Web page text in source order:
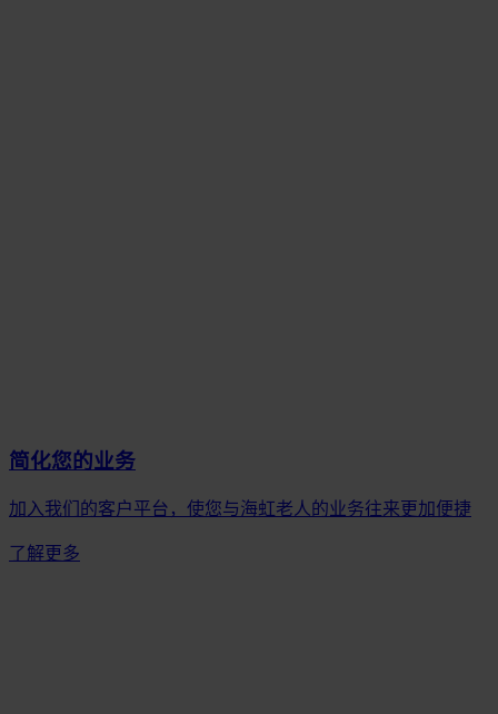
简化您的业务
加入我们的客户平台，使您与海虹老人的业务往来更加便捷
了解更多